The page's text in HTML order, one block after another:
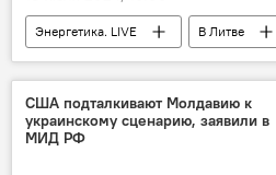
Энергетика. LIVE В Литве
энергетика
электроэнергия
электричество
США подталкивают Молдавию к
украинскому сценарию, заявили в
МИД РФ